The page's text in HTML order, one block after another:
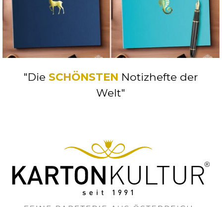
"Die SCHÖNSTEN Notizhefte der
Welt"